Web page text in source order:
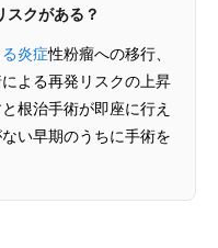
スクがある？
炎症性粉瘤への移行、
よる再発リスクの上昇
根治手術が即座に行え
い早期のうちに手術を